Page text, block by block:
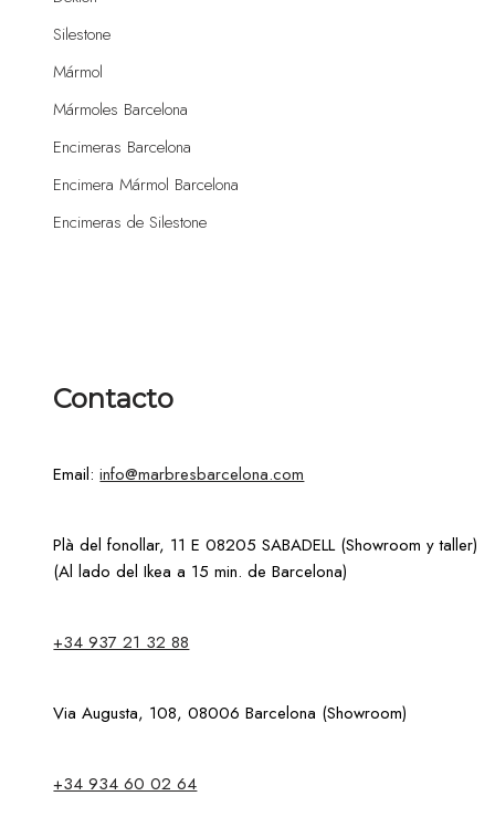
Silestone
Mármol
Mármoles Barcelona
Encimeras Barcelona
Encimera Mármol Barcelona
Encimeras de Silestone
Contacto
Email:info@marbresbarcelona.com
Plà del fonollar, 11 E 08205 SABADELL (Showroom y taller)
(Al lado del Ikea a 15 min. de Barcelona)
+34 937 21 32 88
Via Augusta, 108, 08006 Barcelona (Showroom)
+34 934 60 02 64